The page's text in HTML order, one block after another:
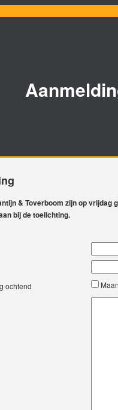
& Toverboom zijn op vrijdag
bij de toelichting.
ochtend